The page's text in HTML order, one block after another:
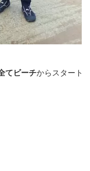
てビーチからスタート